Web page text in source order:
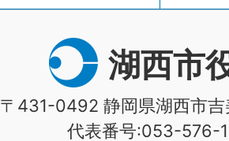
湖西市
〒431-0492 静岡県湖西市
代表番号:053-576-